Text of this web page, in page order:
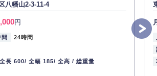
供
由に基づく要請があった場合を除き、お客様の個人
第三者に提供いたしません。
正・削除
の個人情報開示の請求があった場合、すみやかに開
八幡山2-3-11-4
円
24時間
全長 600/ 全幅 185/ 全高 / 総重量